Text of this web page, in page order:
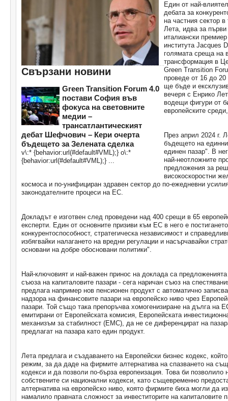
Свързани новини
Green Transition Forum 4.0
постави София във
фокуса на световните
медии –
трансатлантическият
дебат Шефчович – Кери очерта
бъдещето за Зелената сделка
v\:* {behavior:url(#default#VML);} o\:*
{behavior:url(#default#VML);} ...
Един от най-
дебата за
на частния сектор
Лета, идва за
италиански
института Jacques
голямата среща на
трансформация в
Green Transition
проведе от 16 до
ще бъде и
вечеря с Енрико
водещи фигури от
европейските
През април 2024 г.
бъдещето на
единен пазар". В
най-неотложните
предложения за
високоскоростни
космоса и по-унифициран здравен сектор до по-ежедневни
законодателните процеси на ЕС.
Докладът е изготвен след проведени над 400 срещи в 65
експерти. Един от основните призиви към ЕС в него е
конкурентоспособност, стратегическа независимост и
избягвайки налагането на вредни регулации и насърчавайки
основани на добре обосновани политики".
Най-ключовият и най-важен принос на доклада са
съюза на капиталовите пазари - сега наричан съюз на
предлага например нов пенсионен продукт с автоматично
надзора на финансовите пазари на европейско ниво чрез
пазари. Той също така препоръчва хомогенизиране на дълга на
емитирани от Европейската комисия, Европейската
механизъм за стабилност (ЕМС), да не се диференцират на
предлагат на пазара като един продукт.
Лета предлага и създаването на Европейски бизнес кодекс,
режим, за да даде на фирмите алтернатива на спазването на
кодекси и да позволи по-бърза европеизация. Това би позволило
собствените си национални кодекси, като същевременно
алтернатива на европейско ниво, която фирмите биха могли да
намалило правната сложност за инвеститорите на